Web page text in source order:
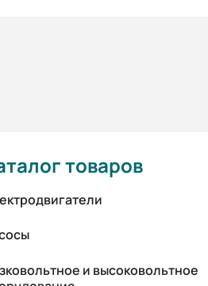
товаров
и высоковольтное